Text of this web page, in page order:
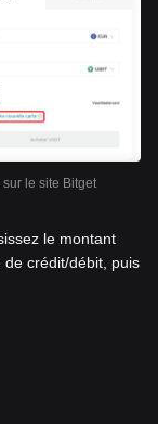
le site Bitget
le montant
crédit/débit, puis